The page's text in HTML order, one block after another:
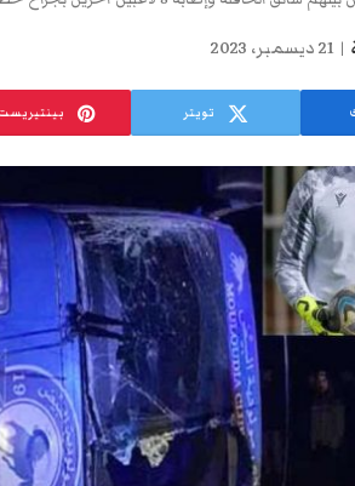
21 ديسمبر، 2023
تويتر